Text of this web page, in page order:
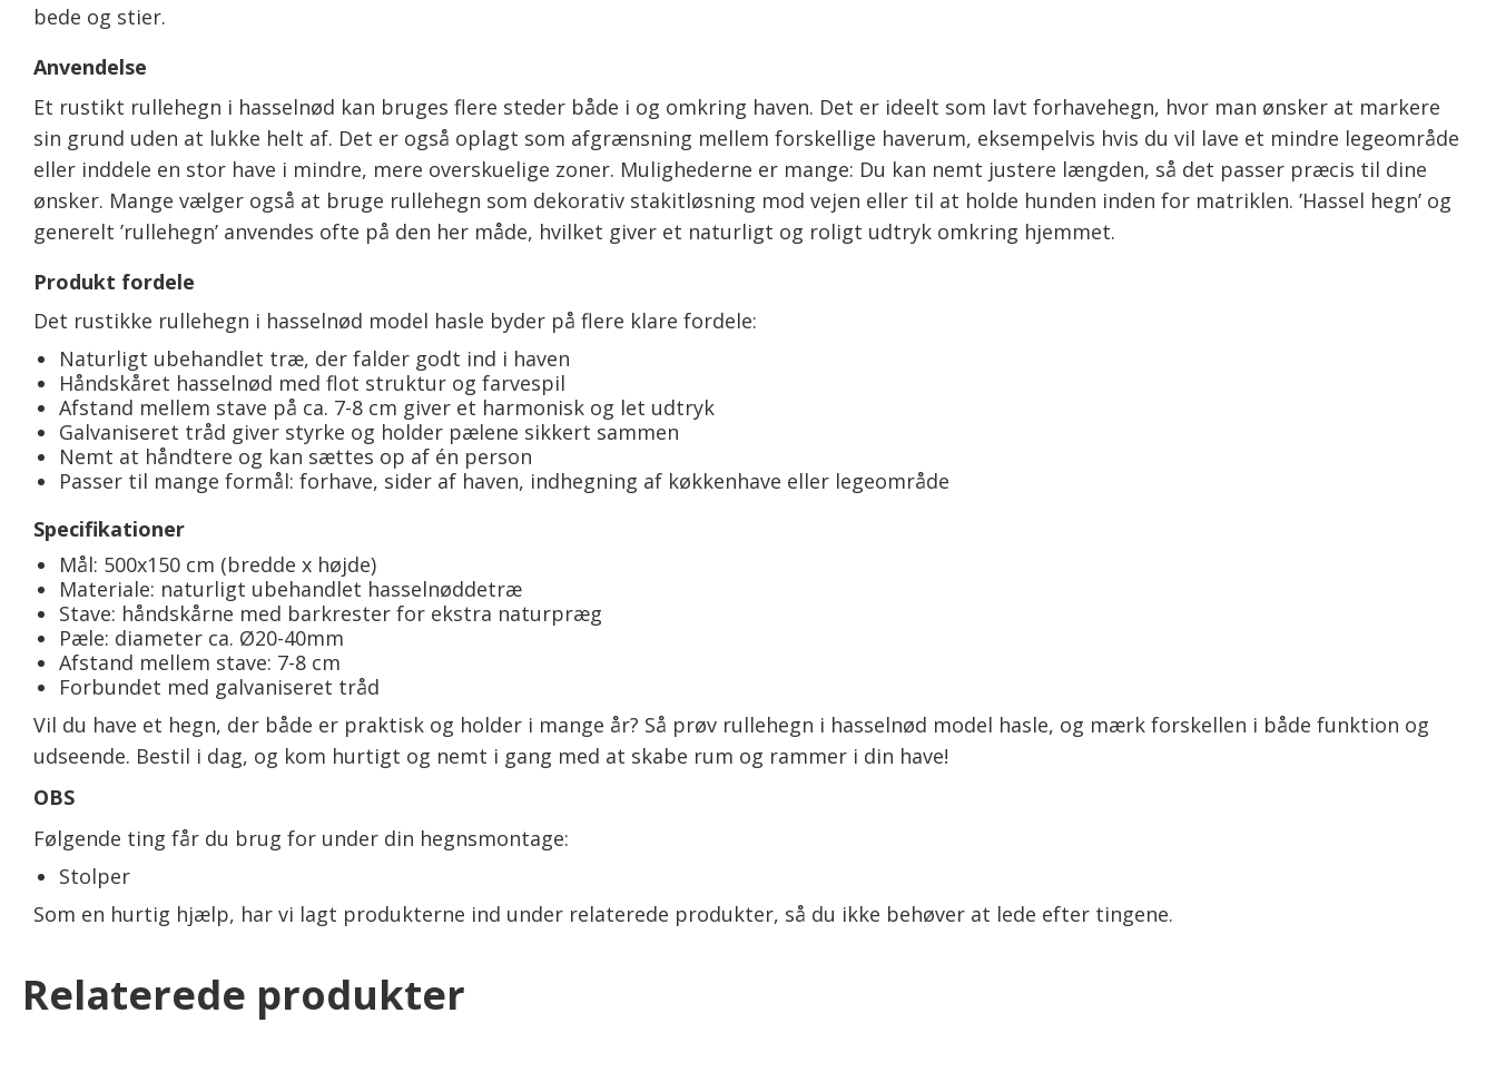
bede og stier.
Anvendelse
Et rustikt rullehegn i hasselnød kan bruges flere steder både i og omkring haven. Det er ideelt som lavt forhavehegn, hvor man ønsker at markere
sin grund uden at lukke helt af. Det er også oplagt som afgrænsning mellem forskellige haverum, eksempelvis hvis du vil lave et mindre legeområde
eller inddele en stor have i mindre, mere overskuelige zoner. Mulighederne er mange: Du kan nemt justere længden, så det passer præcis til dine
ønsker. Mange vælger også at bruge rullehegn som dekorativ stakitløsning mod vejen eller til at holde hunden inden for matriklen. ’Hassel hegn’ og
generelt ’rullehegn’ anvendes ofte på den her måde, hvilket giver et naturligt og roligt udtryk omkring hjemmet.
Produkt fordele
Det rustikke rullehegn i hasselnød model hasle byder på flere klare fordele:
Naturligt ubehandlet træ, der falder godt ind i haven
Håndskåret hasselnød med flot struktur og farvespil
Afstand mellem stave på ca. 7-8 cm giver et harmonisk og let udtryk
Galvaniseret tråd giver styrke og holder pælene sikkert sammen
Nemt at håndtere og kan sættes op af én person
Passer til mange formål: forhave, sider af haven, indhegning af køkkenhave eller legeområde
Specifikationer
Mål: 500x150 cm (bredde x højde)
Materiale: naturligt ubehandlet hasselnøddetræ
Stave: håndskårne med barkrester for ekstra naturpræg
Pæle: diameter ca. Ø20-40mm
Afstand mellem stave: 7-8 cm
Forbundet med galvaniseret tråd
Vil du have et hegn, der både er praktisk og holder i mange år? Så prøv rullehegn i hasselnød model hasle, og mærk forskellen i både funktion og
udseende. Bestil i dag, og kom hurtigt og nemt i gang med at skabe rum og rammer i din have!
OBS
Følgende ting får du brug for under din hegnsmontage:
Stolper
Som en hurtig hjælp, har vi lagt produkterne ind under relaterede produkter, så du ikke behøver at lede efter tingene.
Relaterede produkter